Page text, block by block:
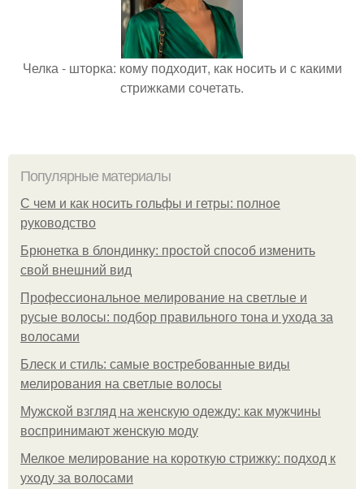
Челка - шторка: кому подходит, как носить и с какими
стрижками сочетать.
Популярные материалы
С чем и как носить гольфы и гетры: полное
руководство
Брюнетка в блондинку: простой способ изменить
свой внешний вид
Профессиональное мелирование на светлые и
русые волосы: подбор правильного тона и ухода за
волосами
Блеск и стиль: самые востребованные виды
мелирования на светлые волосы
Мужской взгляд на женскую одежду: как мужчины
воспринимают женскую моду
Мелкое мелирование на короткую стрижку: подход к
уходу за волосами